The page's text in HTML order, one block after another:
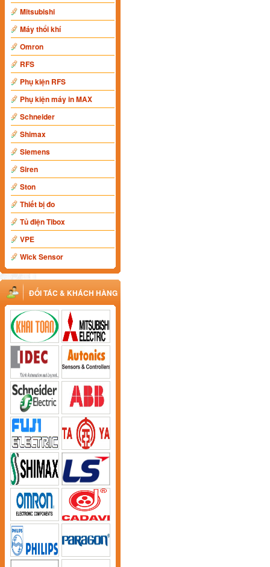
Mitsubishi
Máy thổi khí
Omron
RFS
Phụ kiện RFS
Phụ kiện máy in MAX
Schneider
Shimax
Siemens
Siren
Ston
Thiết bị đo
Tủ điện Tibox
VPE
Wick Sensor
ĐỐI TÁC & KHÁCH HÀNG